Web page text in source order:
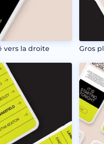
vers la droite Gros